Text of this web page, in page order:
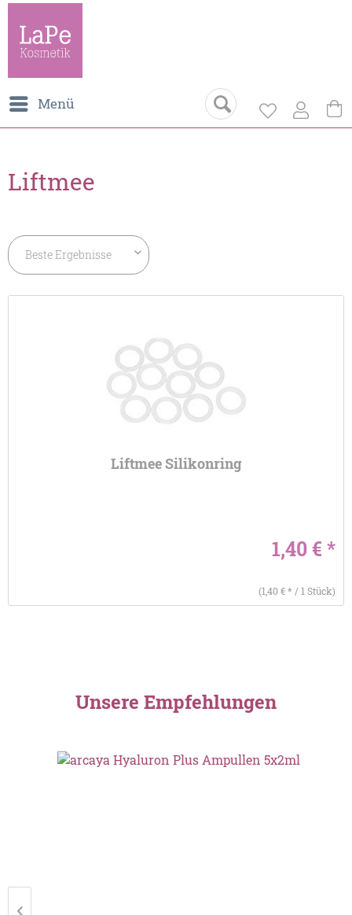
Menü
Liftmee
Liftmee Silikonring
1,40 € *
(1,40 € * / 1 Stück)
Unsere Empfehlungen